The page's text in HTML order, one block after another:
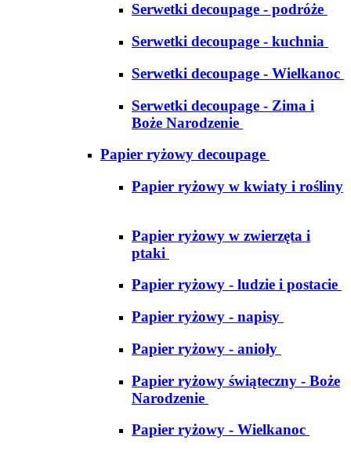
Serwetki decoupage - podróże
Serwetki decoupage - kuchnia
Serwetki decoupage - Wielkanoc
Serwetki decoupage - Zima i
Boże Narodzenie
Papier ryżowy decoupage
Papier ryżowy w kwiaty i rośliny
Papier ryżowy w zwierzęta i
ptaki
Papier ryżowy - ludzie i postacie
Papier ryżowy - napisy
Papier ryżowy - anioły
Papier ryżowy świąteczny - Boże
Narodzenie
Papier ryżowy - Wielkanoc